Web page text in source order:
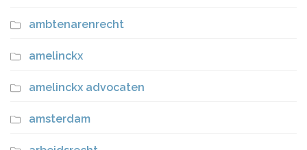
ambtenarenrecht
amelinckx
amelinckx advocaten
amsterdam